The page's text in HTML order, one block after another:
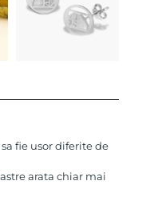
fie usor diferite de
arata chiar mai